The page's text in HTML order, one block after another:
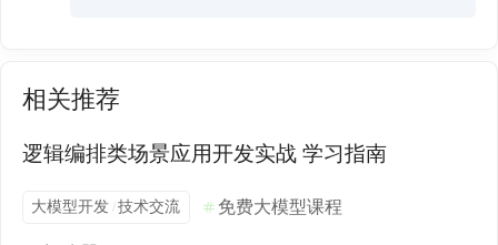
相关推荐
逻辑编排类场景应用开发实战 学习指南
大模型开发 /技术交流 免费大模型课程